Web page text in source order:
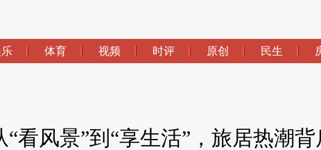
体育 视频 时评 原创 民生
“看风景”到“享生活”，旅居热潮